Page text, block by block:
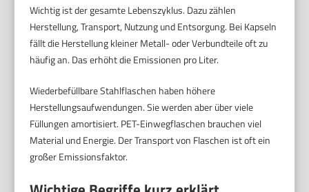
Wichtig ist der gesamte Lebenszyklus. Dazu zählen
Herstellung, Transport, Nutzung und Entsorgung. Bei Kapseln
fällt die Herstellung kleiner Metall- oder Verbundteile oft zu
häufig an. Das erhöht die Emissionen pro Liter.
Wiederbefüllbare Stahlflaschen haben höhere
Herstellungsaufwendungen. Sie werden aber über viele
Füllungen amortisiert. PET-Einwegflaschen brauchen viel
Material und Energie. Der Transport von Flaschen ist oft ein
großer Emissionsfaktor.